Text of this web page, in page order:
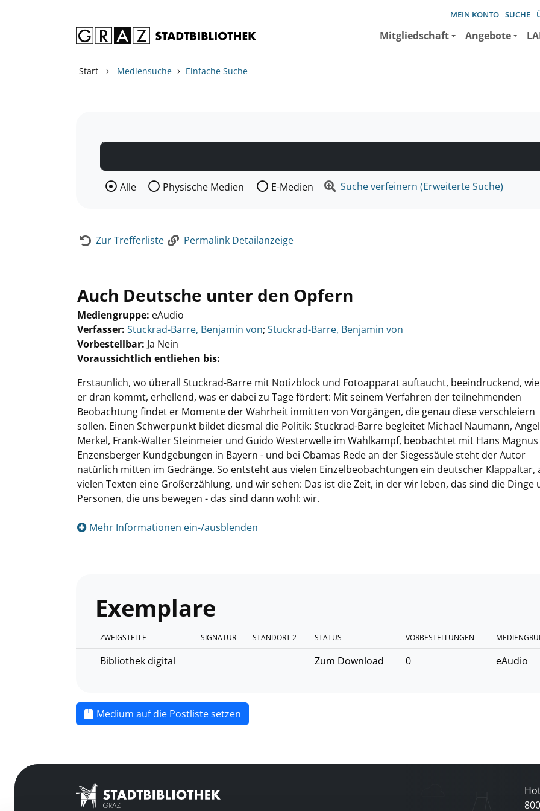
MEIN KONTO SUCHE
Mitgliedschaft Angebote
Start › Mediensuche › Einfache Suche
Wählen Sie die Medienart nach der Sie suchen wollen.
Alle Physische Medien E-Medien Suche verfeinern (Erweiterte Suche)
Zur Trefferliste Permalink Detailanzeige
Auch Deutsche unter den Opfern
Mediengruppe: eAudio
Verfasser: Suche nach diesem Verfasser
Stuckrad-Barre, Benjamin von; Stuckrad-Barre, Benjamin von
Vorbestellbar: Ja Nein
Voraussichtlich entliehen bis:
Erstaunlich, wo überall Stuckrad-Barre mit Notizblock und Fotoapparat auftaucht, beeindruckend,
er dran kommt, erhellend, was er dabei zu Tage fördert: Mit seinem Verfahren der teilnehmenden
Beobachtung findet er Momente der Wahrheit inmitten von Vorgängen, die genau diese verschleiern
sollen. Einen Schwerpunkt bildet diesmal die Politik: Stuckrad-Barre begleitet Michael Naumann,
Merkel, Frank-Walter Steinmeier und Guido Westerwelle im Wahlkampf, beobachtet mit Hans Magnus
Enzensberger Kundgebungen in Bayern - und bei Obamas Rede an der Siegessäule steht der Autor
natürlich mitten im Gedränge. So entsteht aus vielen Einzelbeobachtungen ein deutscher Klappaltar,
vielen Texten eine Großerzählung, und wir sehen: Das ist die Zeit, in der wir leben, das sind die Dinge
Personen, die uns bewegen - das sind dann wohl: wir.
Mehr Informationen ein-/ausblenden
Exemplare
ZWEIGSTELLE SIGNATUR STANDORT 2 STATUS VORBESTELLUNGEN
Bibliothek digital Zum Download 0 eAudio
Medium auf die Postliste setzen
800